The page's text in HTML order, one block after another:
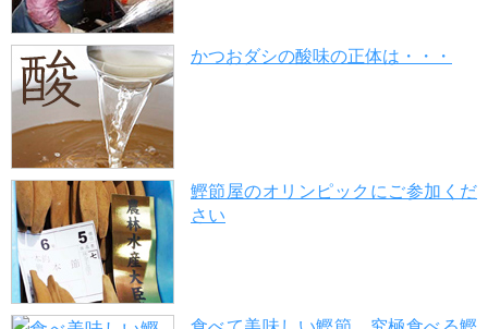
かつおダシの酸味の正体は・・・
鰹節屋のオリンピックにご参加くだ
さい